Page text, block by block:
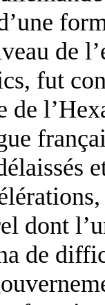
de
fut
dont
de